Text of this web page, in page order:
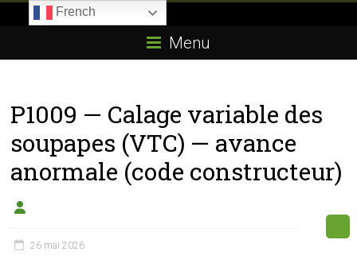
E85.com
passion
boîtier
éthanol
Menu
P1009 — Calage variable des
soupapes (VTC) — avance
anormale (code constructeur)
26 mai 2026
French